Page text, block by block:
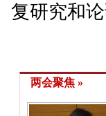
复研究和
两会聚焦 »